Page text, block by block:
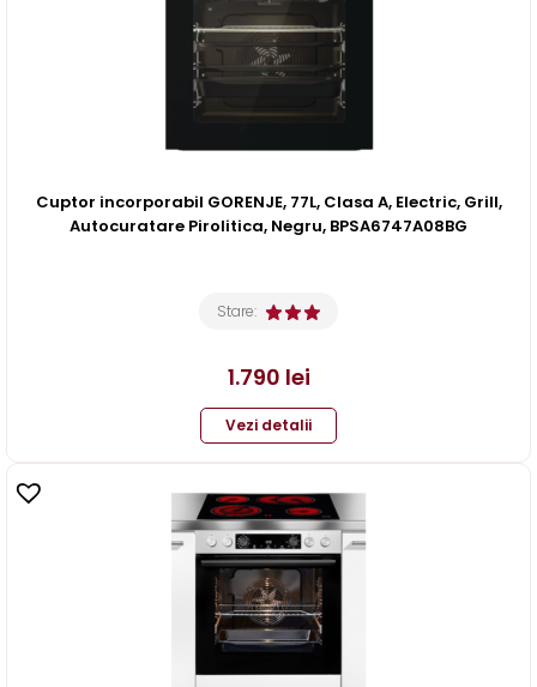
Cuptor incorporabil GORENJE, 77L, Clasa A, Electric, Grill,
Autocuratare Pirolitica, Negru, BPSA6747A08BG
Stare:
1.790 lei
Vezi detalii